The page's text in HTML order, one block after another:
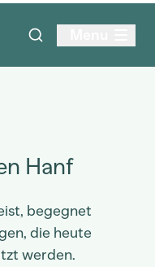
Hanf
begegnet
die heute
werden.